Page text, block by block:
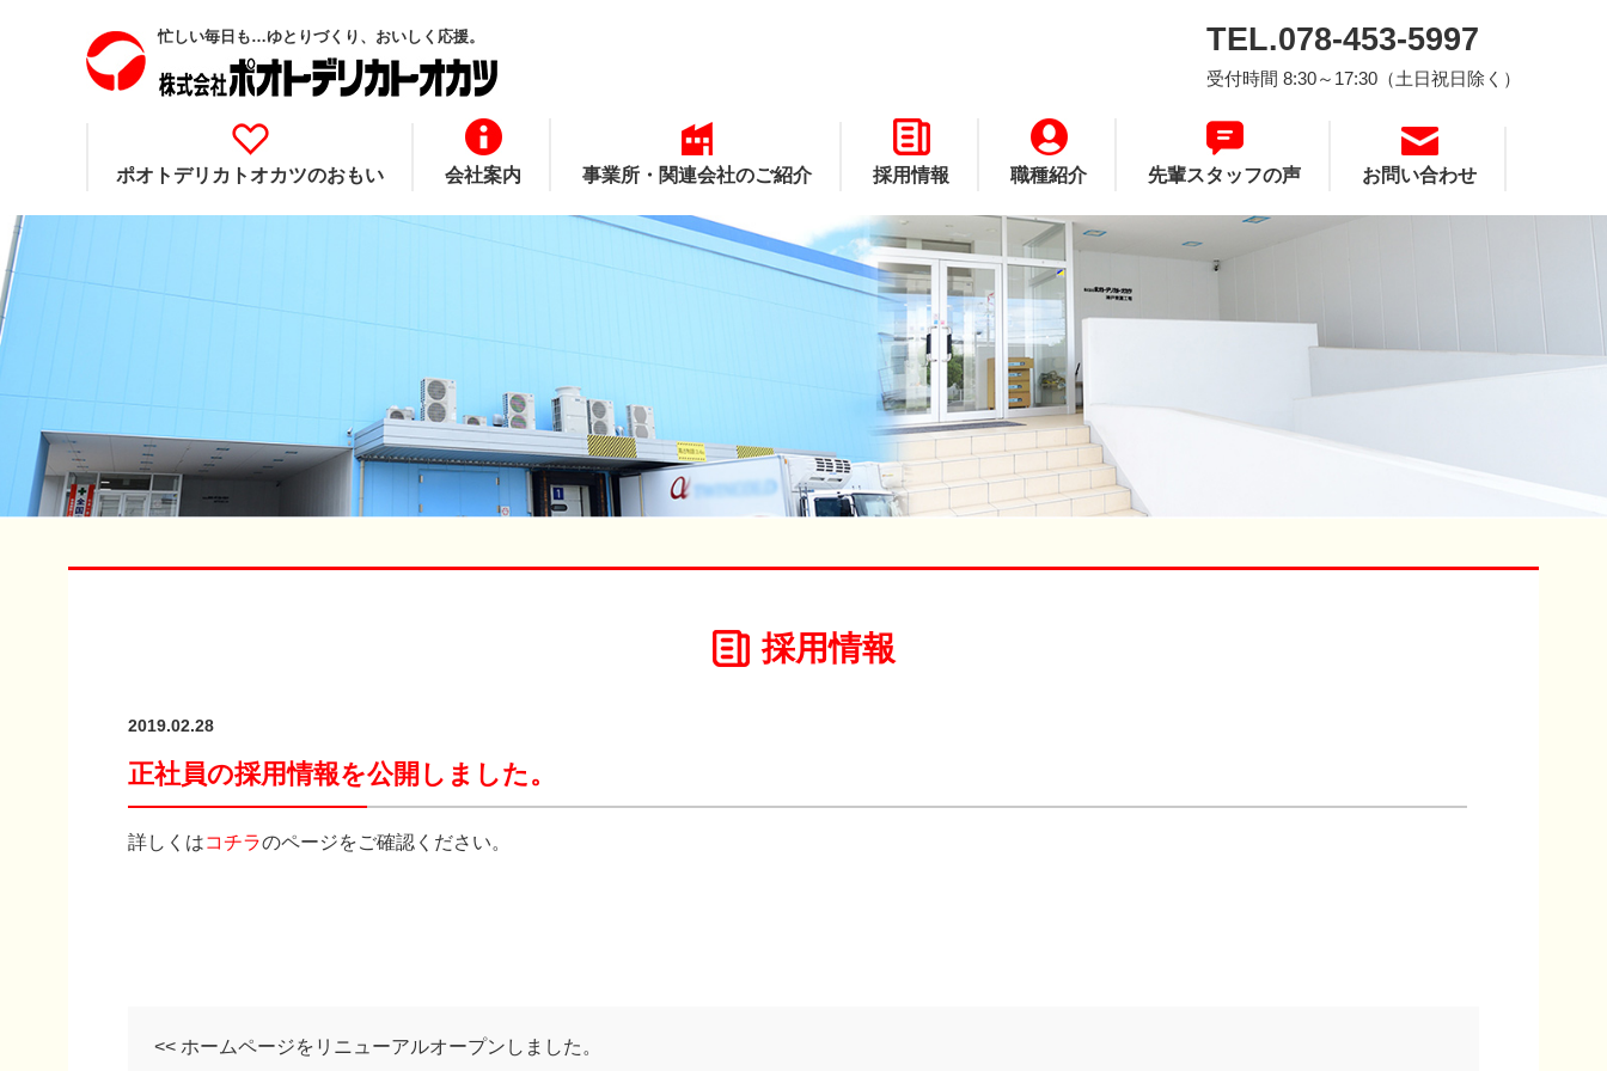
忙しい毎日も…ゆとりづくり、おいしく応援。 TEL.078-453-5997
受付時間 8:30～17:30（土日祝日除く）
ポオトデリカトオカツのおもい 会社案内 事業所・関連会社のご紹介 採用情報 職種紹介 先輩スタッフの声 お問い合わせ
採用情報
2019.02.28
正社員の採用情報を公開しました。
詳しくはコチラのページをご確認ください。
<< ホームページをリニューアルオープンしました。